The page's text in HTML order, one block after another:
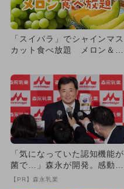
「スイパラ」でシャインマス
カット食べ放題 メロン＆マ
「気になっていた認知機能が
菌で…」森永が開発。感動の
70代続出
【PR】森永乳業